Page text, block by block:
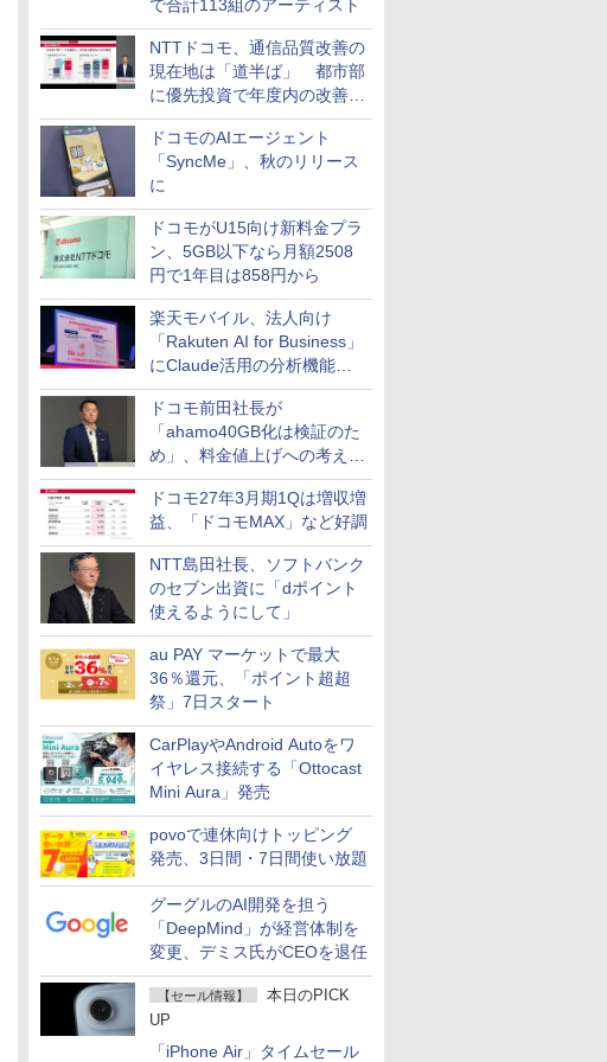
で合計113組のアーティスト
NTTドコモ、通信品質改善の
現在地は「道半ば」 都市部
に優先投資で年度内の改善目
指す
ドコモのAIエージェント
「SyncMe」、秋のリリース
に
ドコモがU15向け新料金プラ
ン、5GB以下なら月額2508
円で1年目は858円から
楽天モバイル、法人向け
「Rakuten AI for Business」
にClaude活用の分析機能な
どを追加
ドコモ前田社長が
「ahamo40GB化は検証のた
め」、料金値上げへの考え方
にも言及
ドコモ27年3月期1Qは増収増
益、「ドコモMAX」など好調
NTT島田社長、ソフトバンク
のセブン出資に「dポイント
使えるようにして」
au PAY マーケットで最大
36％還元、「ポイント超超
祭」7日スタート
CarPlayやAndroid Autoをワ
イヤレス接続する「Ottocast
Mini Aura」発売
povoで連休向けトッピング
発売、3日間・7日間使い放題
グーグルのAI開発を担う
「DeepMind」が経営体制を
変更、デミス氏がCEOを退任
【セール情報】
本日のPICK
UP
「iPhone Air」タイムセール